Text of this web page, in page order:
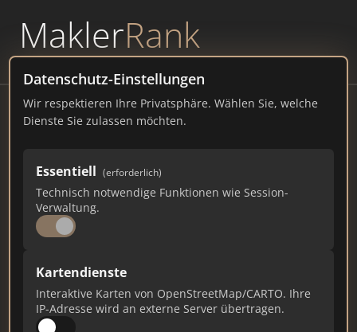
MaklerRank
powered byWAVEPOINT
Datenschutz-Einstellungen
Wir respektieren Ihre Privatsphäre. Wählen Sie, welche
Dienste Sie zulassen möchten.
Essentiell (erforderlich)
Technisch notwendige Funktionen wie Session-
Verwaltung.
Kartendienste
Interaktive Karten von OpenStreetMap/CARTO. Ihre
IP-Adresse wird an externe Server übertragen.
THOMAS IMMOBILIEN GmbH
thomas-immobilien.de
797
Ist das Ihr Unternehmen?